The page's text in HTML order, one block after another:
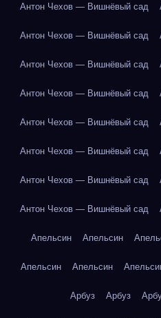
Антон Чехов — Вишнёвый сад
Антон Чехов — Вишнёвый сад
Антон Чехов — Вишнёвый сад
Антон Чехов — Вишнёвый сад
Антон Чехов — Вишнёвый сад
Антон Чехов — Вишнёвый сад
Антон Чехов — Вишнёвый сад
Антон Чехов — Вишнёвый сад
Апельсин Апельсин
Апельсин Апельсин
Арбуз Арбуз